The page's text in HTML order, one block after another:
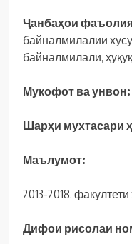
Ҷанбаҳои
байналмилалии
байналмилалӣ,
Мукофот ва унвон:
Шарҳи мухтасари
Маълумот:
2013-2018,
Дифои рисолаи